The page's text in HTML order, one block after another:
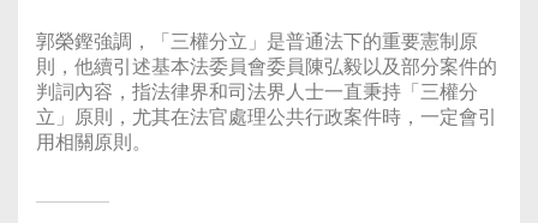
郭榮鏗強調，「三權分立」是普通法下的重要憲制原
則，他續引述基本法委員會委員陳弘毅以及部分案件的
判詞內容，指法律界和司法界人士一直秉持「三權分
立」原則，尤其在法官處理公共行政案件時，一定會引
用相關原則。